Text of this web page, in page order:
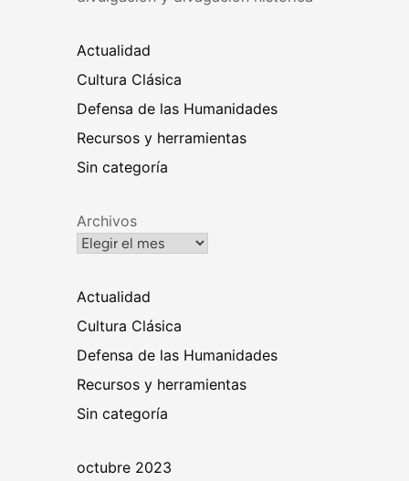
Actualidad
Cultura Clásica
Defensa de las Humanidades
Recursos y herramientas
Sin categoría
Archivos
Actualidad
Cultura Clásica
Defensa de las Humanidades
Recursos y herramientas
Sin categoría
octubre 2023